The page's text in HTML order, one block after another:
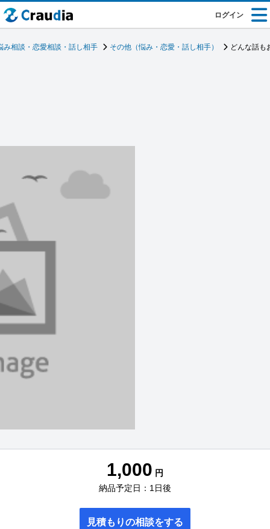
ログイン
み相談・恋愛相談・話し相手 その他（悩み・恋愛・話し相手） どんな話も
1,000 円
納品予定日：1日後
見積もりの相談をする